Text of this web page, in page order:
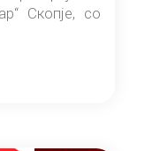
Скопје, со